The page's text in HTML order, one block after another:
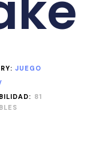
JUEGO
81